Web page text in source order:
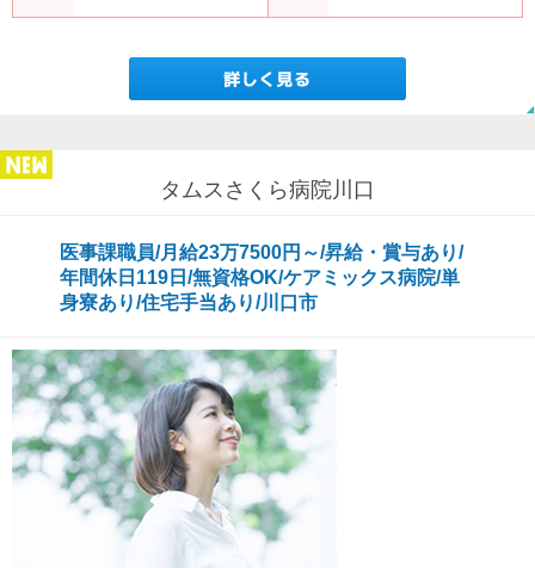
タムスさくら病院川口
医事課職員/月給23万7500円～/昇給・賞与あり/
年間休日119日/無資格OK/ケアミックス病院/単
身寮あり/住宅手当あり/川口市